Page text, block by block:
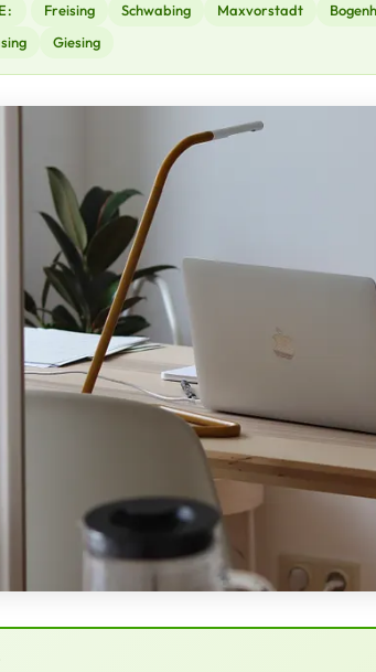
Freising Schwabing Maxvorstadt
Giesing